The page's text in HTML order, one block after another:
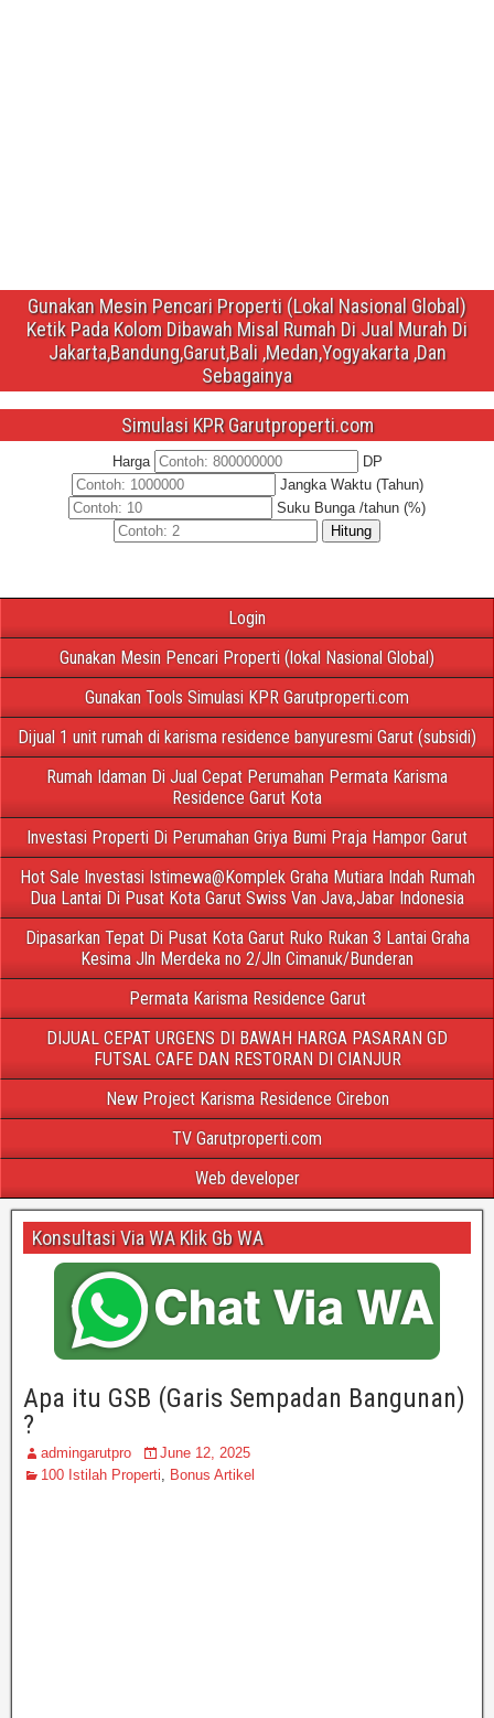
Gunakan Mesin Pencari Properti (Lokal Nasional Global)
Ketik Pada Kolom Dibawah Misal Rumah Di Jual Murah Di
Jakarta,Bandung,Garut,Bali ,Medan,Yogyakarta ,Dan
Sebagainya
Simulasi KPR Garutproperti.com
Harga
DP
Jangka Waktu (Tahun)
Suku Bunga /tahun (%)
Hitung
Login
Gunakan Mesin Pencari Properti (lokal Nasional Global)
Gunakan Tools Simulasi KPR Garutproperti.com
Dijual 1 unit rumah di karisma residence banyuresmi Garut (subsidi)
Rumah Idaman Di Jual Cepat Perumahan Permata Karisma
Residence Garut Kota
Investasi Properti Di Perumahan Griya Bumi Praja Hampor Garut
Hot Sale Investasi Istimewa@Komplek Graha Mutiara Indah Rumah
Dua Lantai Di Pusat Kota Garut Swiss Van Java,Jabar Indonesia
Dipasarkan Tepat Di Pusat Kota Garut Ruko Rukan 3 Lantai Graha
Kesima Jln Merdeka no 2/Jln Cimanuk/Bunderan
Permata Karisma Residence Garut
DIJUAL CEPAT URGENS DI BAWAH HARGA PASARAN GD
FUTSAL CAFE DAN RESTORAN DI CIANJUR
New Project Karisma Residence Cirebon
TV Garutproperti.com
Web developer
Konsultasi Via WA Klik Gb WA
Apa itu GSB (Garis Sempadan Bangunan)
?
admingarutpro
June 12, 2025
100 Istilah Properti, Bonus Artikel